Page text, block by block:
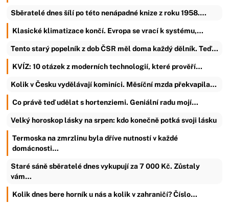
Sběratelé dnes šílí po této nenápadné knize z roku 1958.…
Klasické klimatizace končí. Evropa se vrací k systému,…
Tento starý popelník z dob ČSR měl doma každý dělník. Teď…
KVÍZ: 10 otázek z moderních technologií, které prověří…
Kolik v Česku vydělávají kominíci. Měsíční mzda překvapila…
Co právě teď udělat s hortenziemi. Geniální radu mojí…
Velký horoskop lásky na srpen: kdo konečně potká svoji lásku
Termoska na zmrzlinu byla dříve nutností v každé
domácnosti…
Staré sáně sběratelé dnes vykupují za 7 000 Kč. Zůstaly
vám…
Kolik dnes bere horník u nás a kolik v zahraničí? Číslo…